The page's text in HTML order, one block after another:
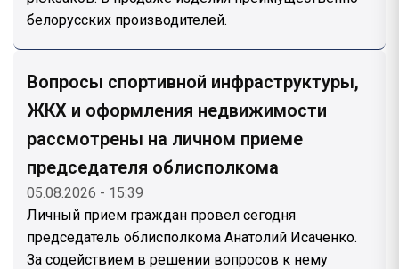
белорусских производителей.
Вопросы спортивной инфраструктуры,
ЖКХ и оформления недвижимости
рассмотрены на личном приеме
председателя облисполкома
05.08.2026 - 15:39
Личный прием граждан провел сегодня
председатель облисполкома Анатолий Исаченко.
За содействием в решении вопросов к нему